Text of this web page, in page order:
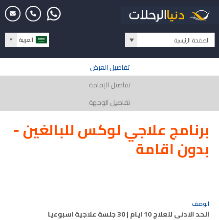
العربية الصفحة الرئيسية
تفاصيل العرض
تفاصيل الإقامة
تفاصيل الوجهة
برنامج علاجي لوكس للبالغين -
بدون اقامة
الوصف
الحد الادنى للعلاج 10 ايام | 30 جلسة علاجية اسبوعيا